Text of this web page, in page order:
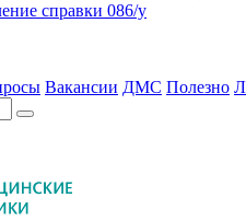
справки 086/у
Вакансии ДМС Полезно